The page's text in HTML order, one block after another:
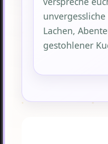
Lachen,
gestohlener